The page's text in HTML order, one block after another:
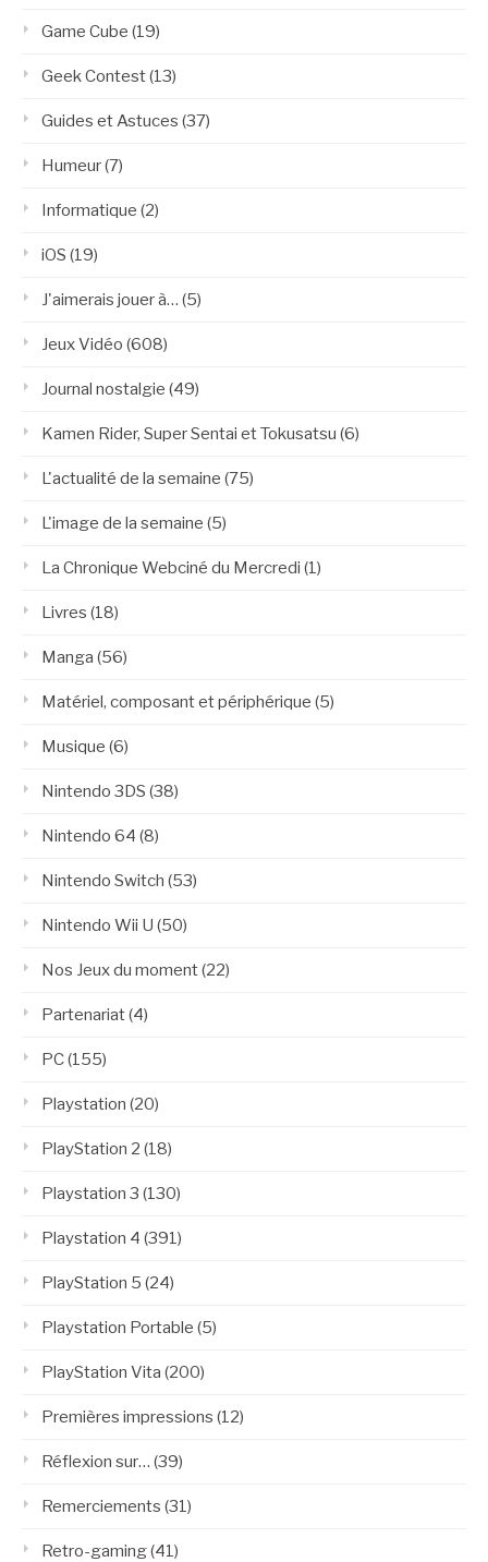
Game Cube (19)
Geek Contest(13)
Guides et Astuces (37)
Humeur(7)
Informatique (2)
iOS (19)
J'aimerais jouer à… (5)
Jeux Vidéo (608)
Journal nostalgie (49)
Kamen Rider, Super Sentai et Tokusatsu (6)
L'actualité de la semaine (75)
L'image de la semaine (5)
La Chronique Webciné du Mercredi (1)
Livres (18)
Manga (56)
Matériel, composant et périphérique (5)
Musique (6)
Nintendo 3DS (38)
Nintendo 64 (8)
Nintendo Switch (53)
Nintendo Wii U (50)
Nos Jeux du moment(22)
Partenariat(4)
PC(155)
Playstation (20)
PlayStation 2 (18)
Playstation 3 (130)
Playstation 4 (391)
PlayStation 5 (24)
Playstation Portable (5)
PlayStation Vita (200)
Premières impressions (12)
Réflexion sur… (39)
Remerciements (31)
Retro-gaming(41)